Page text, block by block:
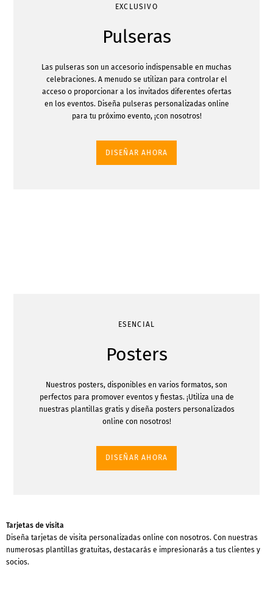
EXCLUSIVO
Pulseras
Las pulseras son un accesorio indispensable en muchas
celebraciones. A menudo se utilizan para controlar el
acceso o proporcionar a los invitados diferentes ofertas
en los eventos. Diseña pulseras personalizadas online
para tu próximo evento, ¡con nosotros!
DISEÑAR AHORA
ESENCIAL
Posters
Nuestros posters, disponibles en varios formatos, son
perfectos para promover eventos y fiestas. ¡Utiliza una de
nuestras plantillas gratis y diseña posters personalizados
online con nosotros!
DISEÑAR AHORA
Tarjetas de visita
Diseña tarjetas de visita personalizadas online con nosotros. Con nuestras
numerosas plantillas gratuitas, destacarás e impresionarás a tus clientes y
socios.